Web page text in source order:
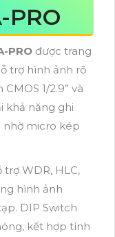
PRO
PRO được trang
trợ hình ảnh rõ
1/2.9” và
khả năng ghi
nhờ micro kép
trợ WDR, HLC,
hình ảnh
DIP Switch
kết hợp tính